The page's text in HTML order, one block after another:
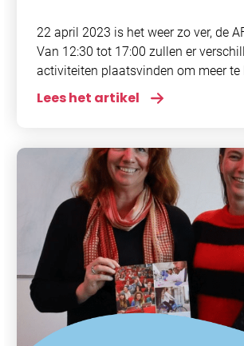
22 april 2023 is het weer zo ver, de
Van 12:30 tot 17:00 zullen er
activiteiten plaatsvinden om meer te
boezemfibrilleren. Ook geven wij
Lees het artikel